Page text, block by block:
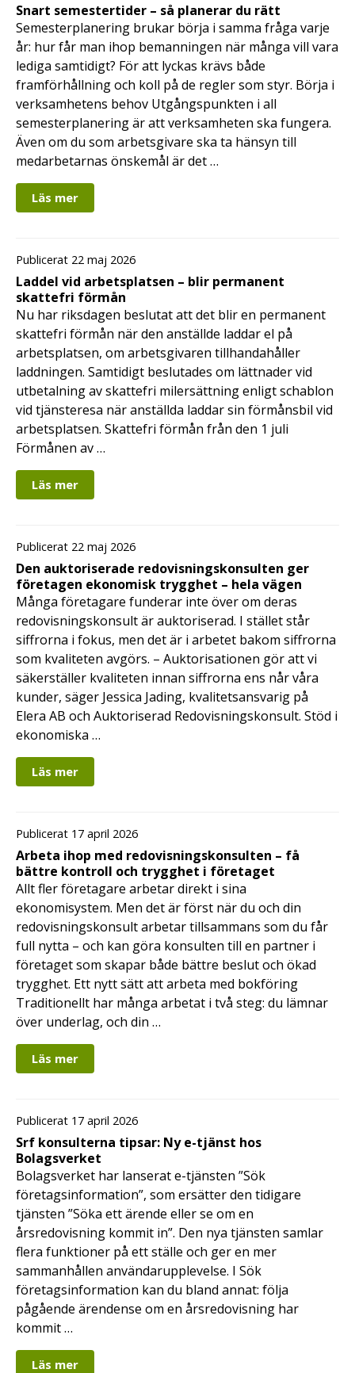
Snart semestertider – så planerar du rätt
Semesterplanering brukar börja i samma fråga varje
år: hur får man ihop bemanningen när många vill vara
lediga samtidigt? För att lyckas krävs både
framförhållning och koll på de regler som styr. Börja i
verksamhetens behov Utgångspunkten i all
semesterplanering är att verksamheten ska fungera.
Även om du som arbetsgivare ska ta hänsyn till
medarbetarnas önskemål är det …
Läs mer
Publicerat 22 maj 2026
Laddel vid arbetsplatsen – blir permanent
skattefri förmån
Nu har riksdagen beslutat att det blir en permanent
skattefri förmån när den anställde laddar el på
arbetsplatsen, om arbetsgivaren tillhandahåller
laddningen. Samtidigt beslutades om lättnader vid
utbetalning av skattefri milersättning enligt schablon
vid tjänsteresa när anställda laddar sin förmånsbil vid
arbetsplatsen. Skattefri förmån från den 1 juli
Förmånen av …
Läs mer
Publicerat 22 maj 2026
Den auktoriserade redovisningskonsulten ger
företagen ekonomisk trygghet – hela vägen
Många företagare funderar inte över om deras
redovisningskonsult är auktoriserad. I stället står
siffrorna i fokus, men det är i arbetet bakom siffrorna
som kvaliteten avgörs. – Auktorisationen gör att vi
säkerställer kvaliteten innan siffrorna ens når våra
kunder, säger Jessica Jading, kvalitetsansvarig på
Elera AB och Auktoriserad Redovisningskonsult. Stöd i
ekonomiska …
Läs mer
Publicerat 17 april 2026
Arbeta ihop med redovisningskonsulten – få
bättre kontroll och trygghet i företaget
Allt fler företagare arbetar direkt i sina
ekonomisystem. Men det är först när du och din
redovisningskonsult arbetar tillsammans som du får
full nytta – och kan göra konsulten till en partner i
företaget som skapar både bättre beslut och ökad
trygghet. Ett nytt sätt att arbeta med bokföring
Traditionellt har många arbetat i två steg: du lämnar
över underlag, och din …
Läs mer
Publicerat 17 april 2026
Srf konsulterna tipsar: Ny e-tjänst hos
Bolagsverket
Bolagsverket har lanserat e-tjänsten ”Sök
företagsinformation”, som ersätter den tidigare
tjänsten ”Söka ett ärende eller se om en
årsredovisning kommit in”. Den nya tjänsten samlar
flera funktioner på ett ställe och ger en mer
sammanhållen användarupplevelse. I Sök
företagsinformation kan du bland annat: följa
pågående ärendense om en årsredovisning har
kommit …
Läs mer